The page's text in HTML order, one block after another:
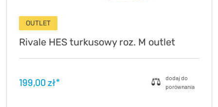
OUTLET
Rivale HES turkusowy roz. M outlet
199,00 zł*